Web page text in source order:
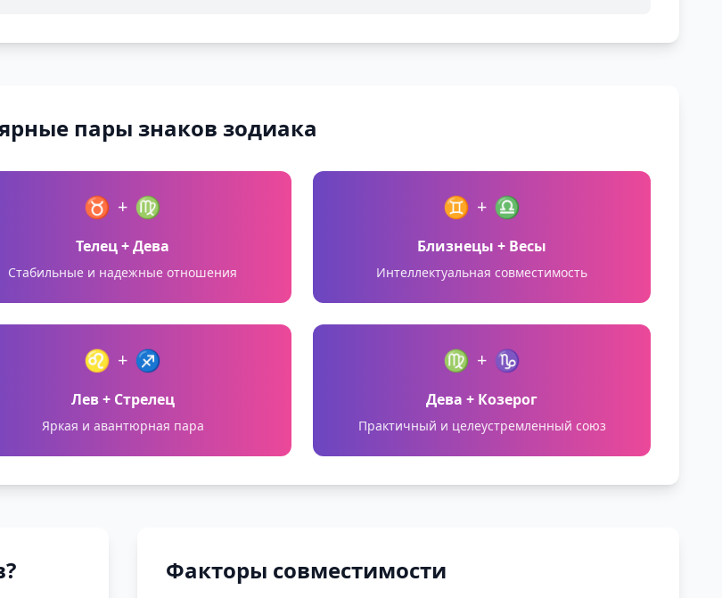
пары знаков зодиака
♉ + ♍
Телец + Дева
Стабильные и надежные отношения
♊ + ♎
Близнецы + Весы
Интеллектуальная совместимость
♌ + ♐
Лев + Стрелец
Яркая и авантюрная пара
♍ + ♑
Дева + Козерог
Практичный и целеустремленный союз
Факторы совместимости